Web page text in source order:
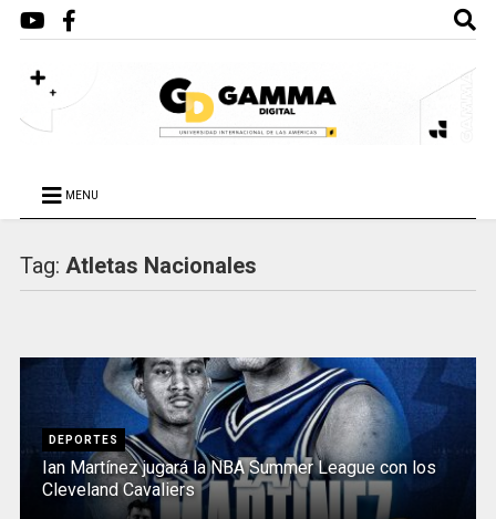
MENU
Tag: Atletas Nacionales
DEPORTES
Ian Martínez jugará la NBA Summer League con los
Cleveland Cavaliers